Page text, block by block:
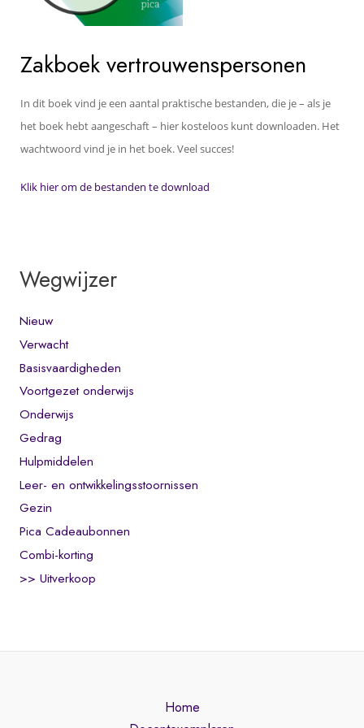
Zakboek vertrouwenspersonen
In dit boek vind je een aantal praktische bestanden, die je – als je
het boek hebt aangeschaft – hier kosteloos kunt downloaden. Het
wachtwoord vind je in het boek. Veel succes!
Klik hier om de bestanden te download
Wegwijzer
Nieuw
Verwacht
Basisvaardigheden
Voortgezet onderwijs
Onderwijs
Gedrag
Hulpmiddelen
Leer- en ontwikkelingsstoornissen
Gezin
Pica Cadeaubonnen
Combi-korting
>> Uitverkoop
Home